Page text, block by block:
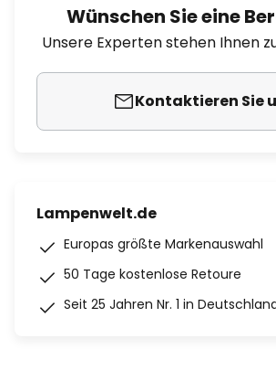
Wünschen Sie eine
Unsere Experten stehen Ihnen
Kontaktieren Sie
Lampenwelt.de
Europas größte Markenauswahl
50 Tage kostenlose Retoure
Seit 25 Jahren Nr. 1 in